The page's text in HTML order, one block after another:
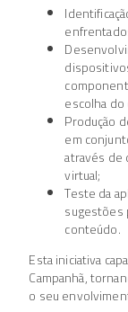
escolha
Produção
em
através de
virtual;
Teste da
sugestões
conteúdo.
Esta iniciativa
Campanhã,
o seu